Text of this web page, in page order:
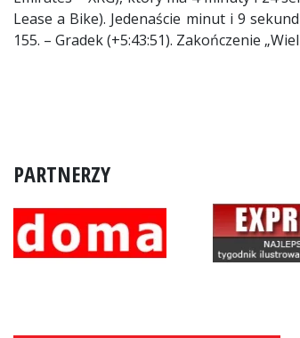
Lease a Bike). Jedenaście minut i 9
155. – Gradek (+5:43:51). Zakończenie
PARTNERZY